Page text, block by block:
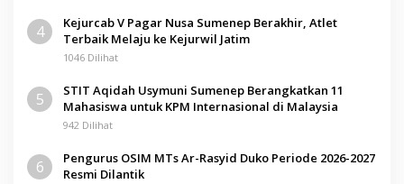
4
Kejurcab V Pagar Nusa Sumenep Berakhir, Atlet
Terbaik Melaju ke Kejurwil Jatim
1046 Dilihat
5
STIT Aqidah Usymuni Sumenep Berangkatkan 11
Mahasiswa untuk KPM Internasional di Malaysia
942 Dilihat
6
Pengurus OSIM MTs Ar-Rasyid Duko Periode 2026-2027
Resmi Dilantik